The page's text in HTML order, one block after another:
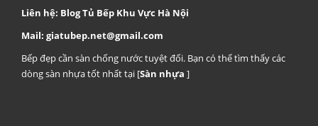
Liên hệ: Blog Tủ Bếp Khu Vực Hà Nội
Mail: giatubep.net@gmail.com
Bếp đẹp cần sàn chống nước tuyệt đối. Bạn có thể tìm thấy các
dòng sàn nhựa tốt nhất tại [Sàn nhựa ]